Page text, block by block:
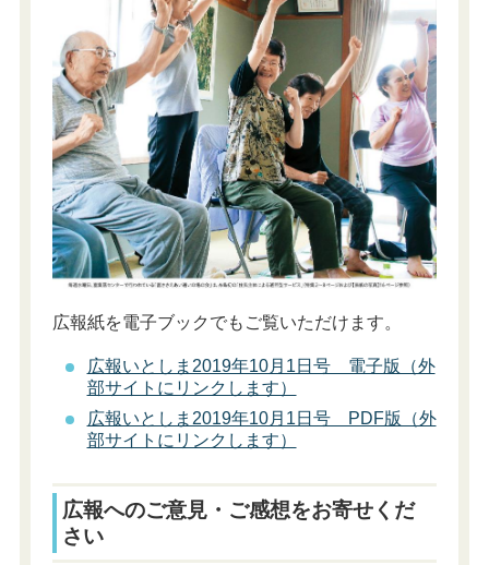
広報紙を電子ブックでもご覧いただけます。
広報いとしま2019年10月1日号 電子版（外
部サイトにリンクします）
広報いとしま2019年10月1日号 PDF版（外
部サイトにリンクします）
広報へのご意見・ご感想をお寄せくだ
さい